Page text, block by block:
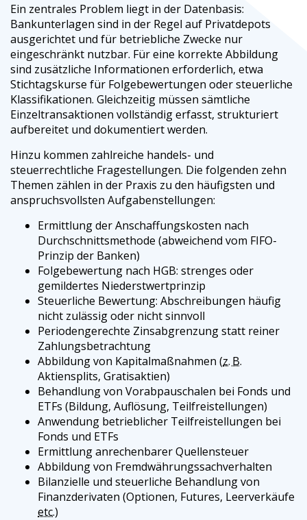
Ein zentrales Problem liegt in der Datenbasis:
Bankunterlagen sind in der Regel auf Privatdepots
ausgerichtet und für betriebliche Zwecke nur
eingeschränkt nutzbar. Für eine korrekte Abbildung
sind zusätzliche Informationen erforderlich, etwa
Stichtagskurse für Folgebewertungen oder steuerliche
Klassifikationen. Gleichzeitig müssen sämtliche
Einzeltransaktionen vollständig erfasst, strukturiert
aufbereitet und dokumentiert werden.
Hinzu kommen zahlreiche handels- und
steuerrechtliche Fragestellungen. Die folgenden zehn
Themen zählen in der Praxis zu den häufigsten und
anspruchsvollsten Aufgabenstellungen:
Ermittlung der Anschaffungskosten nach
Durchschnittsmethode (abweichend vom FIFO-
Prinzip der Banken)
Folgebewertung nach HGB: strenges oder
gemildertes Niederstwertprinzip
Steuerliche Bewertung: Abschreibungen häufig
nicht zulässig oder nicht sinnvoll
Periodengerechte Zinsabgrenzung statt reiner
Zahlungsbetrachtung
Abbildung von Kapitalmaßnahmen (z. B.
Aktiensplits, Gratisaktien)
Behandlung von Vorabpauschalen bei Fonds und
ETFs (Bildung, Auflösung, Teilfreistellungen)
Anwendung betrieblicher Teilfreistellungen bei
Fonds und ETFs
Ermittlung anrechenbarer Quellensteuer
Abbildung von Fremdwährungssachverhalten
Bilanzielle und steuerliche Behandlung von
Finanzderivaten (Optionen, Futures, Leerverkäufe
etc.)